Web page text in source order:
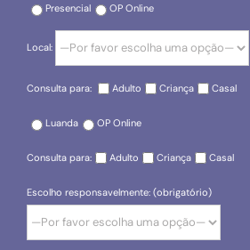
Presencial OP Online
Local:
Consulta para: Adulto Criança Casal
Luanda OP Online
Consulta para: Adulto Criança Casal
Escolho responsavelmente: (obrigatório)